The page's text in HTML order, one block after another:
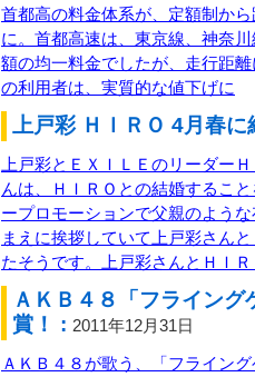
首都高の料金体系が、定額制か
に。首都高速は、東京線、神奈
額の均一料金でしたが、走行距
の利用者は、実質的な値下げに
上戸彩 ＨＩＲＯ 4月春
上戸彩とＥＸＩＬＥのリーダー
んは、ＨＩＲＯとの結婚するこ
ープロモーションで父親のよう
まえに挨拶していて上戸彩さん
たそうです。上戸彩さんとＨＩ
ＡＫＢ４８「フライン
賞！ : 2011年12月31日
ＡＫＢ４８が歌う、「フライン